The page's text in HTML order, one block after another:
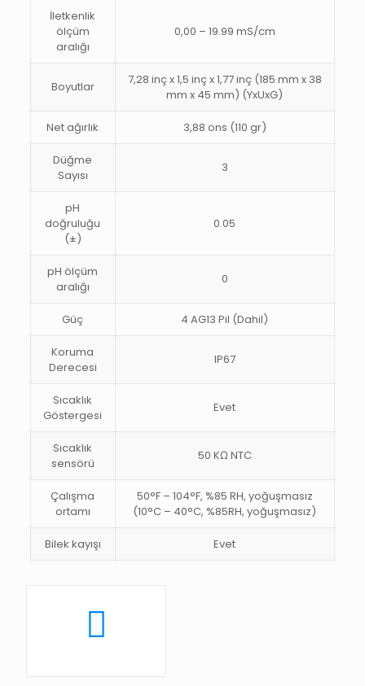
İletkenlik
ölçüm
aralığı
0,00 – 19.99 mS/cm
Boyutlar
7,28 inç x 1,5 inç x 1,77 inç (185 mm x 38
mm x 45 mm) (YxUxG)
Net ağırlık 3,88 ons (110 gr)
Düğme
Sayısı
3
pH
doğruluğu
(±)
0.05
pH ölçüm
aralığı
0
Güç 4 AG13 Pil (Dahil)
Koruma
Derecesi
IP67
Sıcaklık
Göstergesi
Evet
Sıcaklık
sensörü
50 KΩ NTC
Çalışma
ortamı
50°F – 104°F, %85 RH, yoğuşmasız
(10°C – 40°C, %85RH, yoğuşmasız)
Bilek kayışı Evet